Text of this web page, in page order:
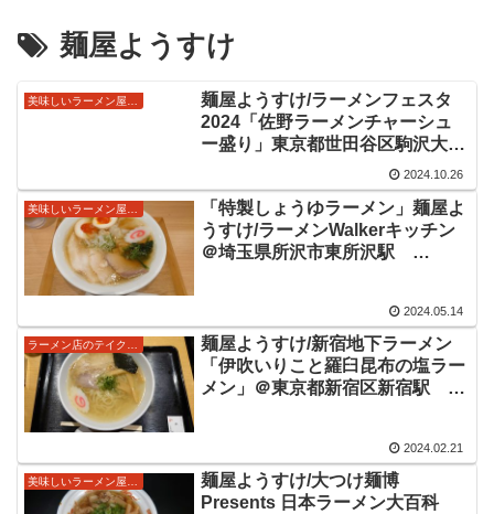
麺屋ようすけ
麺屋ようすけ/ラーメンフェスタ
2024「佐野ラーメンチャーシュ
ー盛り」東京都世田谷区駒沢大学
2024.10.26
「特製しょうゆラーメン」麺屋よ
うすけ/ラーメンWalkerキッチン
＠埼玉県所沢市東所沢駅
よかな旨味のスープに、自家製の
青竹手打ち麺のもちっと麺が美味
しいラーメンをいただきました。
2024.05.14
ラーメン店のテイクアウトやデリバリー
麺屋ようすけ/新宿地下ラーメン
「伊吹いりこと羅臼昆布の塩ラー
メン」＠東京都新宿区新宿駅
く染み渡る旨味あふれるスープに
青竹手打ちのもちっと麺が美味し
い塩ラーメンをいただきました。
2024.02.21
麺屋ようすけ/大つけ麺博
Presents 日本ラーメン大百科